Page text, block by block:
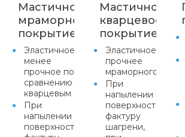
Мастичное
мраморное
покрытие
Эластичное,
менее
прочное по
сравнению с
кварцевым
При
напылении придает
поверхности
Мастичное
кварцевое
покрытие
Эластичное,
прочнее
мраморного
При
напылении
поверхности
фактуру
шагрени,